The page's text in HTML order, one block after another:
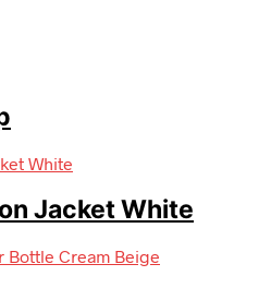
Jacket White